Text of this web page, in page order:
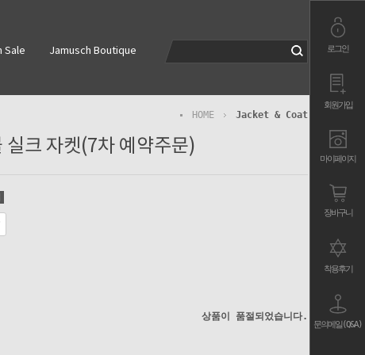
로그인
회원가입
마이페이지
장바구니
착용후기
문의메일(Q&A)
Sale Jamusch Boutique
HOME Jacket & Coat
크 자켓(7차 예약주문)
상품이 품절되었습니다.